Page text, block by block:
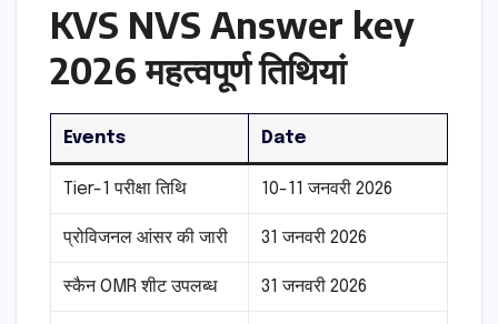
KVS NVS Answer key
2026 महत्वपूर्ण तिथियां
Events Date
Tier-1 परीक्षा तिथि 10-11 जनवरी 2026
प्रोविजनल आंसर की जारी 31 जनवरी 2026
स्कैन OMR शीट उपलब्ध 31 जनवरी 2026